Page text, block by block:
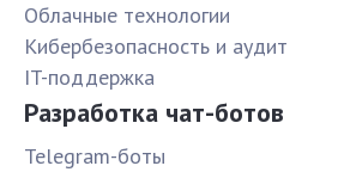
Облачные технологии
Кибербезопасность и аудит
IT-поддержка
Разработка чат-ботов
Telegram-боты